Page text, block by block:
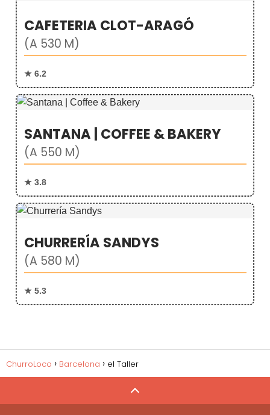
CAFETERIA CLOT-ARAGÓ
(A 530 M)
★ 6.2
SANTANA | COFFEE & BAKERY
(A 550 M)
★ 3.8
CHURRERÍA SANDYS
(A 580 M)
★ 5.3
ChurroLoco Barcelona el Taller